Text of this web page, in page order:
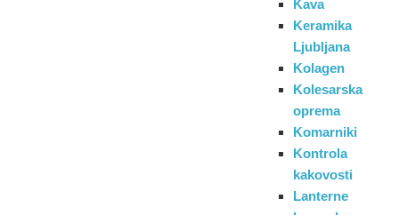
Kava
Keramika
Ljubljana
Kolagen
Kolesarska
oprema
Komarniki
Kontrola
kakovosti
Lanterne